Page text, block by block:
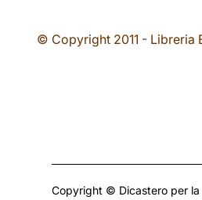
© Copyright 2011 - Libreria
Copyright © Dicastero per la